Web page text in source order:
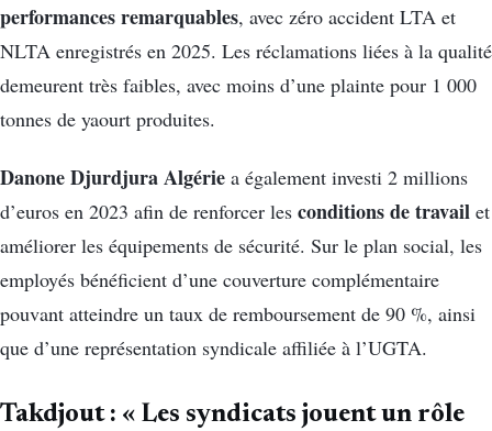
performances remarquables, avec zéro accident LTA et
NLTA enregistrés en 2025. Les réclamations liées à la qualité
demeurent très faibles, avec moins d’une plainte pour 1 000
tonnes de yaourt produites.
Danone Djurdjura Algérie a également investi 2 millions
d’euros en 2023 afin de renforcer les conditions de travail et
améliorer les équipements de sécurité. Sur le plan social, les
employés bénéficient d’une couverture complémentaire
pouvant atteindre un taux de remboursement de 90 %, ainsi
que d’une représentation syndicale affiliée à l’UGTA.
Takdjout : « Les syndicats jouent un rôle